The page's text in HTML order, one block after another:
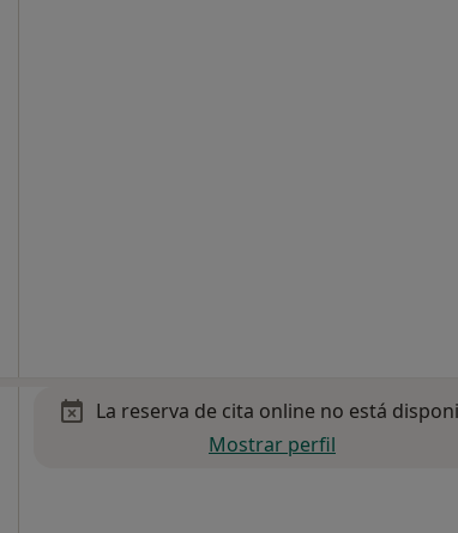
La reserva de cita online no está
Mostrar perfil